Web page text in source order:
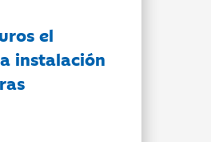
el
instalación